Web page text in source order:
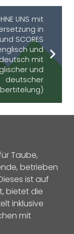
UNS mit
in
SCORES
und
mit
und
deutscher
Taube,
betrieben
ist auf
bietet die
inklusive
mit